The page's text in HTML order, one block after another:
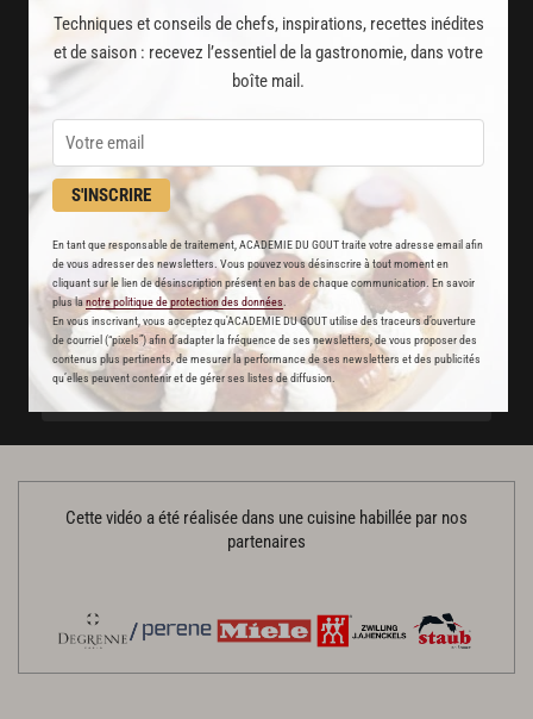
Techniques et conseils de chefs, inspirations, recettes inédites
et de saison : recevez l’essentiel de la gastronomie, dans votre
boîte mail.
S'INSCRIRE
En tant que responsable de traitement, ACADEMIE DU GOUT traite votre adresse email afin
de vous adresser des newsletters. Vous pouvez vous désinscrire à tout moment en
cliquant sur le lien de désinscription présent en bas de chaque communication. En savoir
plus lanotre politique de protection des données
En vous inscrivant, vous acceptez qu'ACADEMIE DU GOUT utilise des traceurs d’ouverture
de courriel (“pixels”) afin d’adapter la fréquence de ses newsletters, de vous proposer des
contenus plus pertinents, de mesurer la performance de ses newsletters et des publicités
qu’elles peuvent contenir et de gérer ses listes de diffusion.
partagées par vos chefs préférés
2000vidéos de recettes
Des nouveautés
disponibles chaque semaine
Stop pub
un service garanti sans publicité
JE M'ABONNE
DÉJÀ ABONNÉ(E) ? JE ME CONNECTE
Cette vidéo a été réalisée dans une cuisine habillée par nos
partenaires